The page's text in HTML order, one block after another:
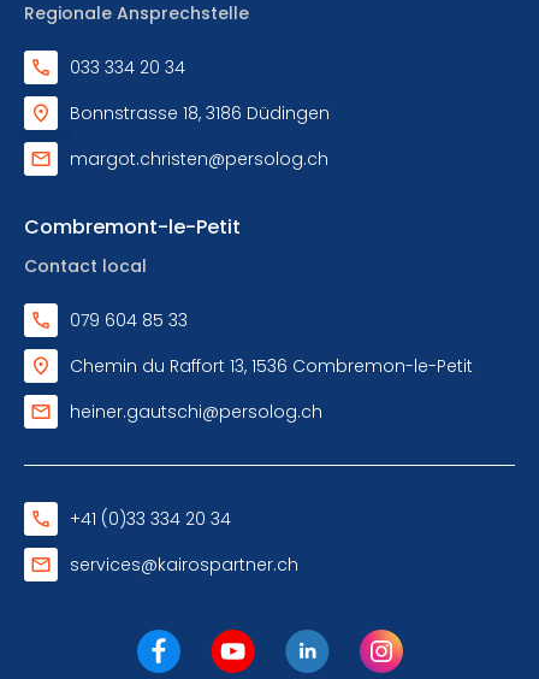
Regionale Ansprechstelle
033 334 20 34
Bonnstrasse 18, 3186 Düdingen
margot.christen@persolog.ch
Combremont-le-Petit
Contact local
079 604 85 33
Chemin du Raffort 13, 1536 Combremon-le-Petit
heiner.gautschi@persolog.ch
+41 (0)33 334 20 34
services@kairospartner.ch